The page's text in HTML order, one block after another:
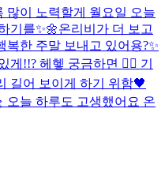
많이 노력할게 월요일 오늘
기를✨🌼온리비가 더 보고
한 주말 보내고 있어용?✨
게!!? 헤헿 궁금하면 ✌🏻 기
길어 보이게 하기 위함🖤
오늘 하루도 고생했어요 온